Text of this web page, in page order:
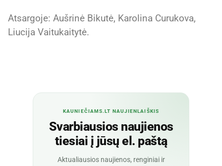
Atsargoje: Aušrinė Bikutė, Karolina Curukova,
Liucija Vaitukaitytė.
KAUNIEČIAMS.LT NAUJIENLAIŠKIS
Svarbiausios naujienos
tiesiai į jūsų el. paštą
Aktualiausios naujienos, renginiai ir